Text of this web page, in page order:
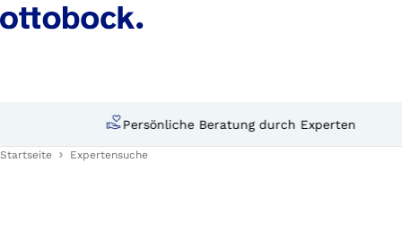
Persönliche Beratung durch Experten
Startseite Expertensuche